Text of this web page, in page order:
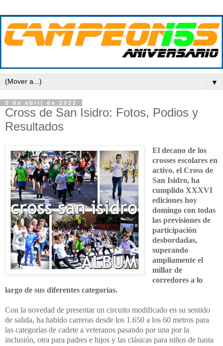
▼
3 de abril de 2022
Cross de San Isidro: Fotos, Podios y
Resultados
El decano de los
crosses escolares en
activo, el Cross de
San Isidro, ha
cumplido XXXVI
ediciones hoy
domingo con todas
las previsiones de
participación
desbordadas,
superando
ampliamente el
millar de
corredores a lo
largo de sus diferentes categorías.
Con la novedad de presentar un circuito modificado en su sentido
de salida, ha habido carreras desde los 1.650 a los 60 metros para
las categorías de cadete a veteranos pasando por una por la
inclusión, otra para padres e hijos y las clásicas para niños de hasta